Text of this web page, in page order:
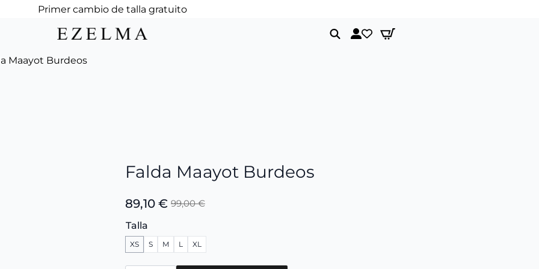
Primer cambio de talla gratuito
Maayot Burdeos
Falda Maayot Burdeos
99,00€
El
precio
original
era:
89,10 €
El
precio
actual
es:
Talla
XS S M L XL